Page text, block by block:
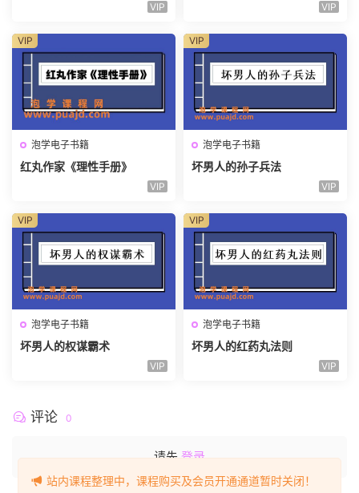
VIP VIP
泡学电子书籍
红丸作家《理性手册》
VIP
VIP
泡学电子书籍
坏男人的孙子兵法
VIP
VIP
泡学电子书籍
坏男人的权谋霸术
VIP
VIP
泡学电子书籍
坏男人的红药丸法则
VIP
VIP
评论 0
请先登录
站内课程整理中，课程购买及会员开通通道暂时关闭！